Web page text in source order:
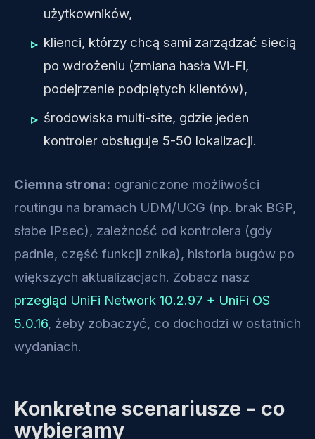
użytkowników,
klienci, którzy chcą sami zarządzać siecią
po wdrożeniu (zmiana hasła Wi-Fi,
podejrzenie podpiętych klientów),
środowiska multi-site, gdzie jeden
kontroler obsługuje 5-50 lokalizacji.
Ciemna strona: ograniczone możliwości
routingu na bramach UDM/UCG (np. brak BGP,
słabe IPsec), zależność od kontrolera (gdy
padnie, część funkcji znika), historia bugów po
większych aktualizacjach. Zobacz nasz
przegląd UniFi Network 10.2.97 + UniFi OS
5.0.16, żeby zobaczyć, co dochodzi w ostatnich
wydaniach.
Konkretne scenariusze - co
wybieramy